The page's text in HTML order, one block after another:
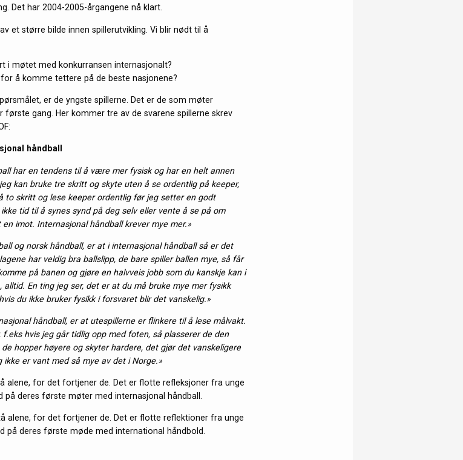
Det har 2004-2005-årgangene nå klart.
et større bilde innen spillerutvikling. Vi blir nødt til å
i møtet med konkurransen internasjonalt?
å komme tettere på de beste nasjonene?
er de yngste spillerne. Det er de som møter
første gang. Her kommer tre av de svarene spillerne skrev
håndball
har en tendens til å være mer fysisk og har en helt annen
kan bruke tre skritt og skyte uten å se ordentlig på keeper,
to skritt og lese keeper ordentlig før jeg setter en godt
tid til å synes synd på deg selv eller vente å se på om
imot. Internasjonal håndball krever mye mer.»
og norsk håndball, er at i internasjonal håndball så er det
har veldig bra ballslipp, de bare spiller ballen mye, så får
på banen og gjøre en halvveis jobb som du kanskje kan i
En ting jeg ser, det er at du må bruke mye mer fysikk
du ikke bruker fysikk i forsvaret blir det vanskelig.»
håndball, er at utespillerne er flinkere til å lese målvakt.
hvis jeg går tidlig opp med foten, så plasserer de den
hopper høyere og skyter hardere, det gjør det vanskeligere
er vant med så mye av det i Norge.»
alene, for det fortjener de. Det er flotte refleksjoner fra unge
på deres første møter med internasjonal håndball.
alene, for det fortjener de. Det er flotte reflektioner fra unge
på deres første møde med international håndbold.